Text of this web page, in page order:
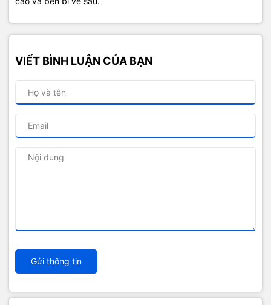
VIẾT BÌNH LUẬN CỦA BẠN
Gửi thông tin